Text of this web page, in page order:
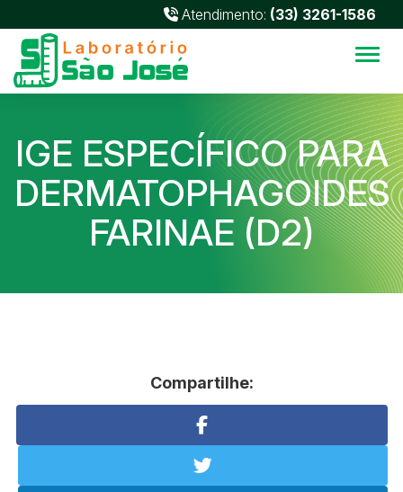
Atendimento: (33) 3261-1586
IGE ESPECÍFICO PARA
DERMATOPHAGOIDES
FARINAE (D2)
Compartilhe: